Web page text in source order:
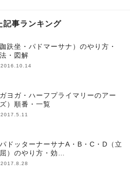
記事ランキング
趺坐・パドマーサナ）のやり方・
・図解
ヨガ・ハーフプライマリーのアー
）順番・一覧
ドッターナーサナA・B・C・D（立
）のやり方・効…